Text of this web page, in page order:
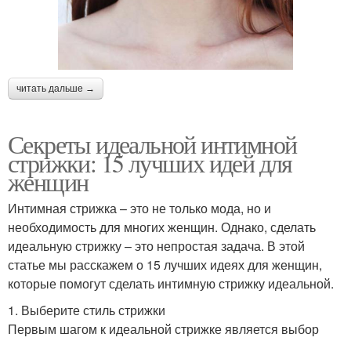
читать дальше →
Секреты идеальной интимной
стрижки: 15 лучших идей для
женщин
Интимная стрижка – это не только мода, но и
необходимость для многих женщин. Однако, сделать
идеальную стрижку – это непростая задача. В этой
статье мы расскажем о 15 лучших идеях для женщин,
которые помогут сделать интимную стрижку идеальной.
1. Выберите стиль стрижки
Первым шагом к идеальной стрижке является выбор